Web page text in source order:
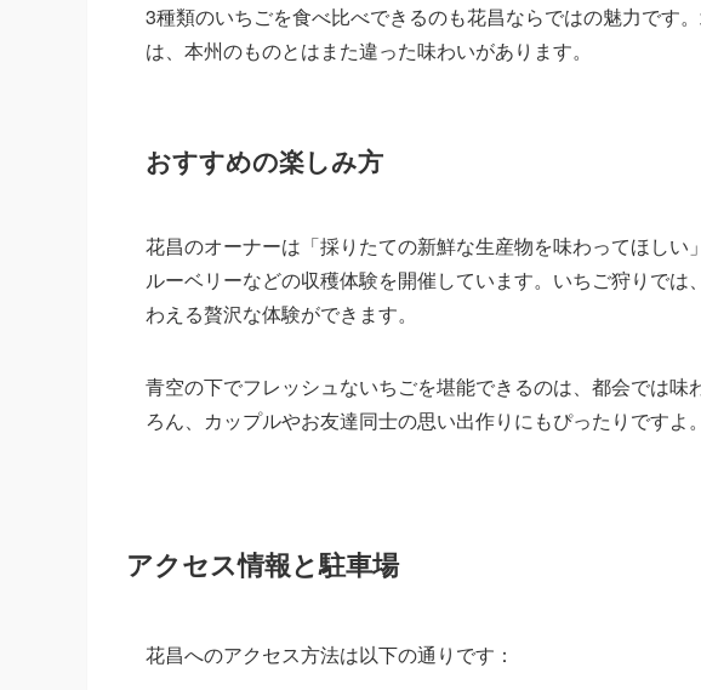
3種類のいちごを食べ比べできるのも花昌ならではの魅力です
は、本州のものとはまた違った味わいがあります。
おすすめの楽しみ方
花昌のオーナーは「採りたての新鮮な生産物を味わってほし
ルーベリーなどの収穫体験を開催しています。いちご狩りで
わえる贅沢な体験ができます。
青空の下でフレッシュないちごを堪能できるのは、都会では味
ろん、カップルやお友達同士の思い出作りにもぴったりですよ。
アクセス情報と駐車場
花昌へのアクセス方法は以下の通りです：